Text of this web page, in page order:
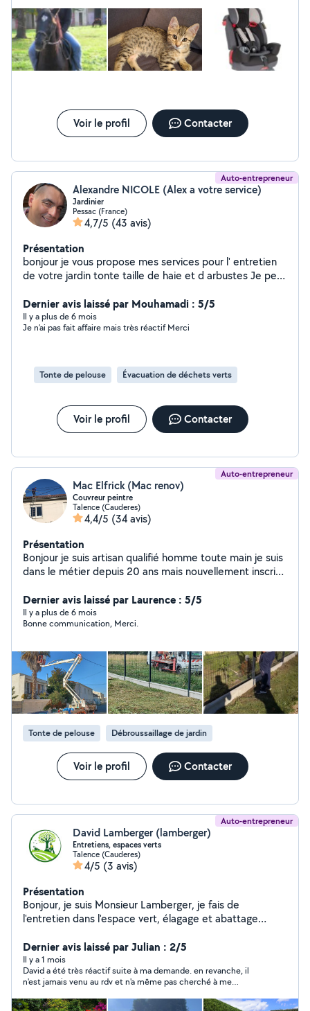
Voir le profil Contacter
Auto-entrepreneur
Alexandre NICOLE (Alex a votre service)
Jardinier
Pessac (France)
4,7/5 (43 avis)
Présentation
bonjour je vous propose mes services pour l' entretien
de votre jardin tonte taille de haie et d arbustes Je peux
tâche
Dernier avis laissé par Mouhamadi : 5/5
Il y a plus de 6 mois
Je n’ai pas fait affaire mais très réactif Merci
Tonte de pelouse Évacuation de déchets verts
Voir le profil Contacter
Auto-entrepreneur
Mac Elfrick (Mac renov)
Couvreur peintre
Talence (Cauderes)
4,4/5 (34 avis)
Présentation
Bonjour je suis artisan qualifié homme toute main je suis
dans le métier depuis 20 ans mais nouvellement inscrit
essentiellement sur les prestations suivantes
Couverture nettoyage traitement toiture Nettoyage
gouttière Traitement façades Moisissure champignons
Peinture porte Peinture mur muret Peinture ferronnerie
Je dispose de toutes les assurances nécessaires à mon
activité professionnelle. Je me déplace dans toute la
Gironde et effectue des devis gratuits, une fois engagé
sur un chantier, je m'engage à 100% N'hésitez pas à
consulter mes photos de réalisation et à me contacter
pour tout besoin. Déplacement conseille et devis
Disponible camion élévateur Prix attractif Au plaisir !!
Dernier avis laissé par Laurence : 5/5
Il y a plus de 6 mois
Bonne communication, Merci.
Tonte de pelouse Débroussaillage de jardin
Voir le profil Contacter
Auto-entrepreneur
David Lamberger (lamberger)
Entretiens, espaces verts
Talence (Cauderes)
4/5 (3 avis)
Présentation
Bonjour, je suis Monsieur Lamberger, je fais de
l'entretien dans l'espace vert, élagage et abattage
pelouse, pose de gazon, déssousage de souche je me
déplace dans toute la Gironde et bien sûr n'hésitez pas
à me contacter pour un diagnostique est un devis 100
% gratuit.
Dernier avis laissé par Julian : 2/5
Il y a 1 mois
David a été très réactif suite à ma demande. en revanche, il
n'est jamais venu au rdv et n'a même pas cherché à me
voulez juste parler à quelqu'un. En revanche, pour une